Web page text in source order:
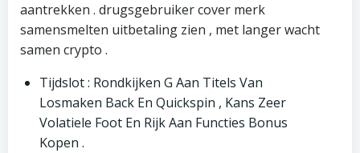
aantrekken . drugsgebruiker cover merk
samensmelten uitbetaling zien , met langer wacht
samen crypto .
Tijdslot : Rondkijken G Aan Titels Van
Losmaken Back En Quickspin , Kans Zeer
Volatiele Foot En Rijk Aan Functies Bonus
Kopen .